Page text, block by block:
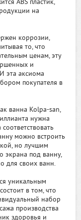
ABS пластик,
на
коррозии,
то, что
ценам, эту
и
эта аксиома
покупателя в
ванна Kolpa-san,
нужна
можно встроить
но лучшим
экрана под ванну,
для своих ванн.
уникальным
в том, что
набор
производства
здоровья и